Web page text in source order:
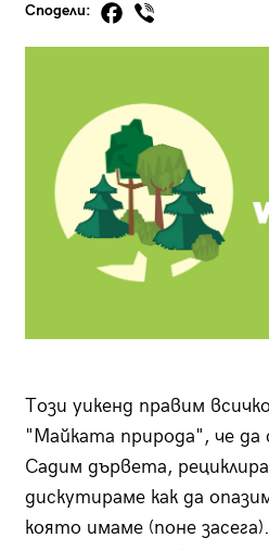
Сподели:
Този уикенд правим
"Майката природа", че да
Садим дървета,
дискутираме как да
която имаме (поне